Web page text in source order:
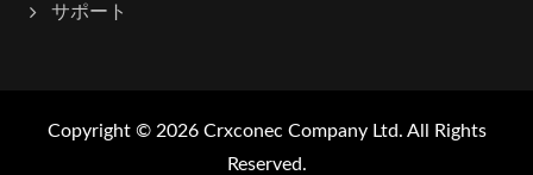
サポート
Copyright © 2026 Crxconec Company Ltd. All Rights
Reserved.